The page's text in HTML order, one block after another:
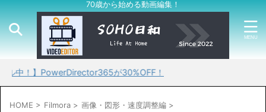
70歳から始める動画編集！
が30%OFF！
HOME > Filmora > 画像・図形・速度調整編 >